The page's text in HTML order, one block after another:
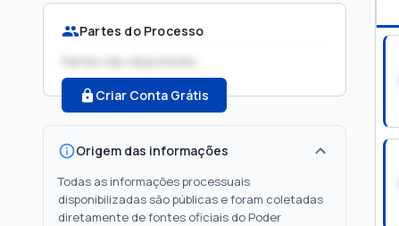
Partes do Processo
Partes não disponíveis
Criar Conta Grátis
Origem das informações
Todas as informações processuais
disponibilizadas são públicas e foram coletadas
diretamente de fontes oficiais do Poder